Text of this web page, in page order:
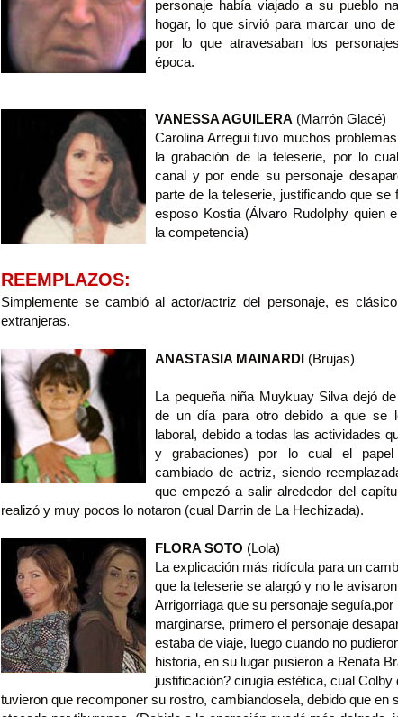
personaje había viajado a su pueblo
hogar, lo que sirvió para marcar uno
por lo que atravesaban los
época.
VANESSA AGUILERA (Marrón Glacé)
Carolina Arregui tuvo muchos
la grabación de la teleserie, por lo
canal y por ende su personaje
parte de la teleserie, justificando que
esposo Kostia (Álvaro Rudolphy quien
la competencia)
REEMPLAZOS:
Simplemente se cambió al actor/actriz del personaje, es
extranjeras.
ANASTASIA MAINARDI (Brujas)
La pequeña niña Muykuay Silva dejó
de un día para otro debido a que se
laboral, debido a todas las actividades
y grabaciones) por lo cual el
cambiado de actriz, siendo
que empezó a salir alrededor del
realizó y muy pocos lo notaron (cual Darrin de La Hechizada).
FLORA SOTO (Lola)
La explicación más ridícula para un
que la teleserie se alargó y no le
Arrigorriaga que su personaje seguía,por
marginarse, primero el personaje
estaba de viaje, luego cuando no
historia, en su lugar pusieron a Renata
justificación? cirugía estética, cual Colby
tuvieron que recomponer su rostro, cambiandosela, debido que en